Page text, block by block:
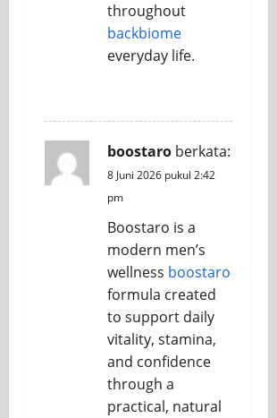
throughout
backbiome
everyday life.
boostaro berkata:
8 Juni 2026 pukul 2:42
pm
Boostaro is a
modern men’s
wellness boostaro
formula created
to support daily
vitality, stamina,
and confidence
through a
practical, natural